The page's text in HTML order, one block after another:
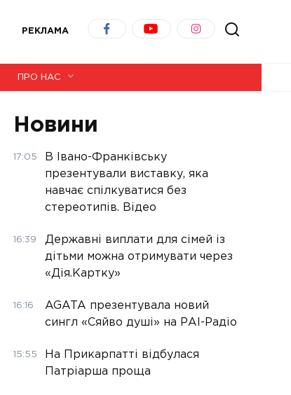
РЕКЛАМА
ПРО НАС
Новини
17:05
В Івано-Франківську
презентували виставку, яка
навчає спілкуватися без
стереотипів. Відео
16:39
Державні виплати для сімей із
дітьми можна отримувати через
«Дія.Картку»
16:16
AGATA презентувала новий
сингл «Сяйво душі» на РАІ-Радіо
15:55
На Прикарпатті відбулася
Патріарша проща